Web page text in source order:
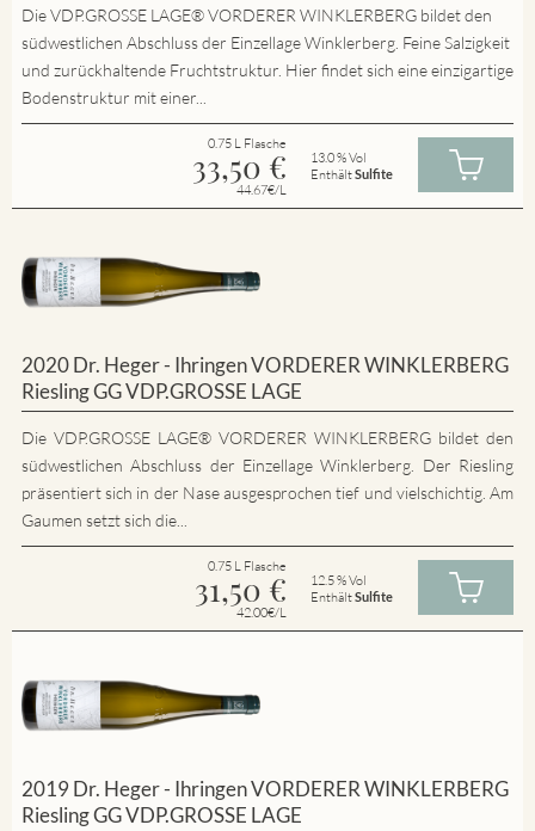
Die VDP.GROSSE LAGE® VORDERER WINKLERBERG bildet den
südwestlichen Abschluss der Einzellage Winklerberg. Feine Salzigkeit
und zurückhaltende Fruchtstruktur. Hier findet sich eine einzigartige
Bodenstruktur mit einer...
0.75 L Flasche
33,50 €
44.67€/L
13.0 % Vol
EnthältSulfite
2020 Dr. Heger - Ihringen VORDERER WINKLERBERG
Riesling GG VDP.GROSSE LAGE
Die VDP.GROSSE LAGE® VORDERER WINKLERBERG bildet den
südwestlichen Abschluss der Einzellage Winklerberg. Der Riesling
präsentiert sich in der Nase ausgesprochen tief und vielschichtig. Am
Gaumen setzt sich die...
0.75 L Flasche
31,50 €
42.00€/L
12.5 % Vol
EnthältSulfite
2019 Dr. Heger - Ihringen VORDERER WINKLERBERG
Riesling GG VDP.GROSSE LAGE